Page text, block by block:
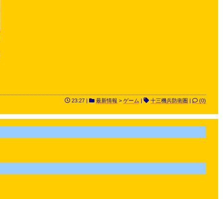
23:27 | 最新情報 > ゲーム | 十三機兵防衛圏 | (0)